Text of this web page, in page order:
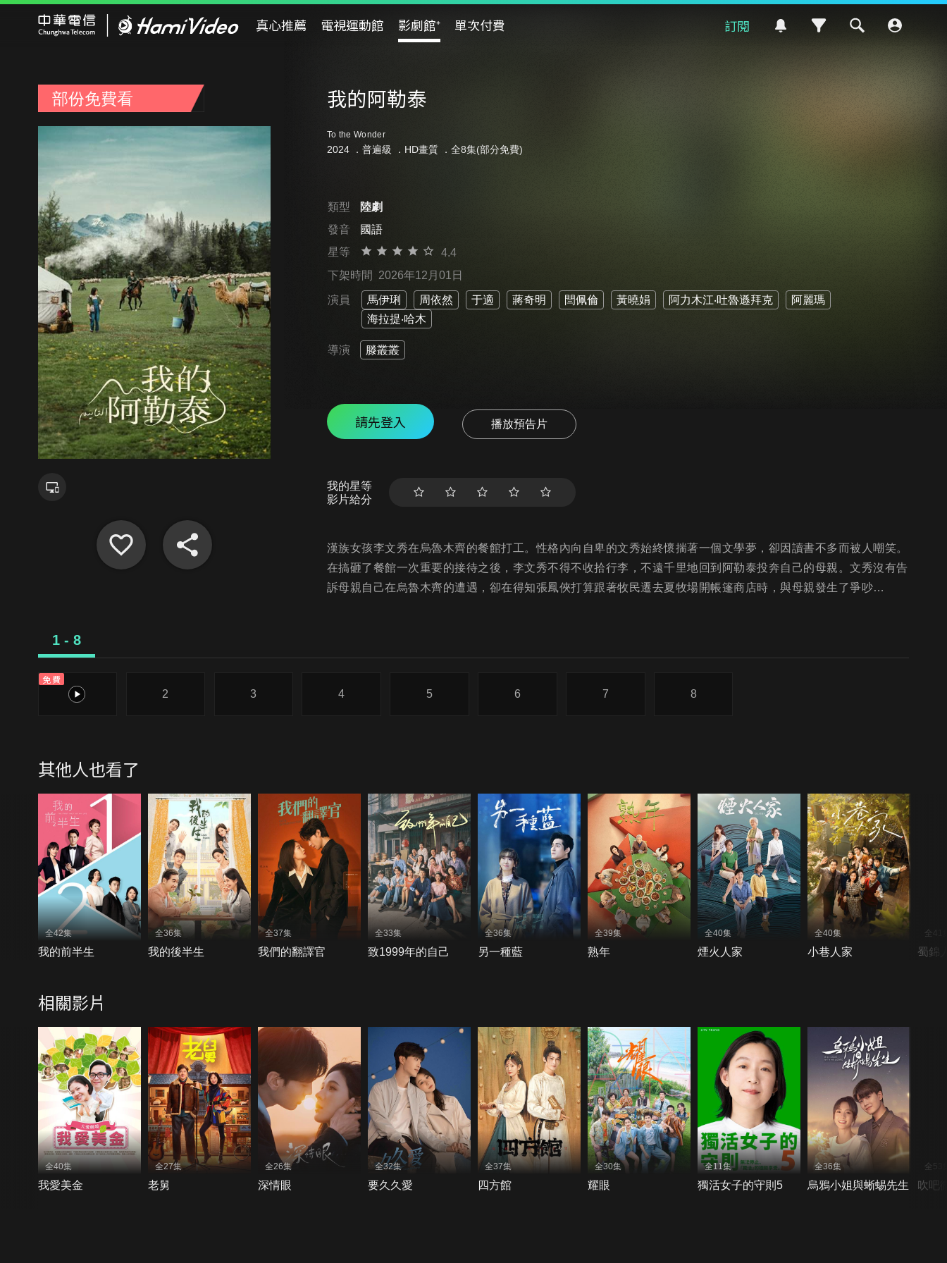
真心推薦 電視運動館 影劇館⁺ 單次付費 訂閱
部份免費看 我的阿勒泰
To the Wonder
2024 ． 普遍級 ．HD畫質 ．全8集(部分免費)
類型
陸劇
發音
國語
星等
4.4
下架時間 2026年12月01日
演員 馬伊琍 周依然 于適 蔣奇明 閆佩倫 黃曉娟 阿力木江‧吐魯遜拜克
阿麗瑪
海拉提‧哈木
導演 滕叢叢
請先登入 播放預告片
我的星等
影片給分
漢族女孩李文秀在烏魯木齊的餐館打工。性格內向自卑的文秀始終懷揣著一個文學夢，卻因讀書不多而被人嘲笑。
在搞砸了餐館一次重要的接待之後，李文秀不得不收拾行李，不遠千里地回到阿勒泰投奔自己的母親。文秀沒有告
訴母親自己在烏魯木齊的遭遇，卻在得知張鳳俠打算跟著牧民遷去夏牧場開帳篷商店時，與母親發生了爭吵…
1 - 8
免費
1
2 3 4 5 6 7 8
其他人也看了
全42集
我的前半生
全36集
我的後半生
全37集
我們的翻譯官
全33集
致1999年的自己
全36集
另一種藍
全39集
熟年
全40集
煙火人家
全40集
小巷人家
全41
蜀錦
相關影片
全40集
我愛美金
全27集
老舅
全26集
深情眼
全32集
要久久愛
全37集
四方館
全30集
耀眼
全11集
獨活女子的守則5
全36集
烏鴉小姐與蜥蜴先生
全53
吹吧